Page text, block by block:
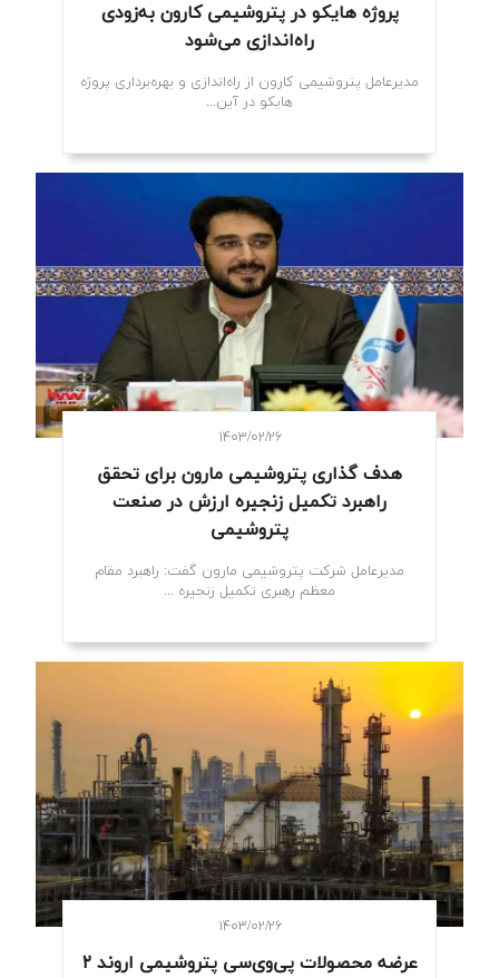
پروژه هایکو در پتروشیمی کارون به‌زودی
راه‌اندازی می‌شود
مدیرعامل پتروشیمی کارون از راه‌اندازی و بهره‌برداری پروژه
هایکو در آین...
۱۴۰۳/۰۲/۲۶
هدف گذاری پتروشیمی مارون برای تحقق
راهبرد تکمیل زنجیره ارزش در صنعت
پتروشیمی
مدیرعامل شرکت پتروشیمی مارون گفت: راهبرد مقام
معظم رهبری تکمیل زنجیره ...
۱۴۰۳/۰۲/۲۶
عرضه محصولات پی‌وی‌سی پتروشیمی اروند ۲